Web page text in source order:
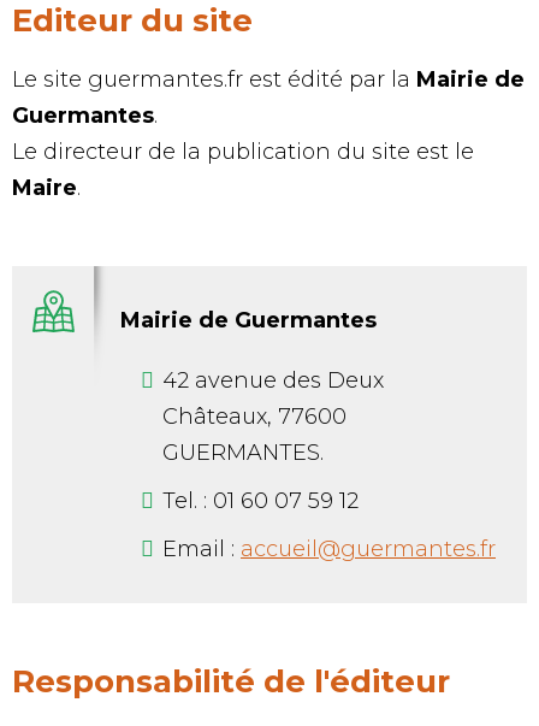
Editeur du site
Le site guermantes.fr est édité par la Mairie de
Guermantes.
Le directeur de la publication du site est le
Maire.
Mairie de Guermantes
42 avenue des Deux
Châteaux, 77600
GUERMANTES.
Tel. : 01 60 07 59 12
Email : accueil@guermantes.fr
Responsabilité de l'éditeur